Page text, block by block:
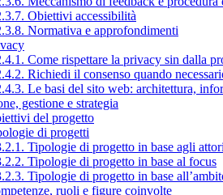
Obiettivi accessibilità
Normativa e approfondimenti
Come rispettare la privacy sin dalla
Richiedi il consenso quando
Le basi del sito web: architettura,
gestione e strategia
del progetto
di progetti
Tipologie di progetto in base agli
Tipologie di progetto in base al focus
Tipologie di progetto in base
ruoli e figure coinvolte